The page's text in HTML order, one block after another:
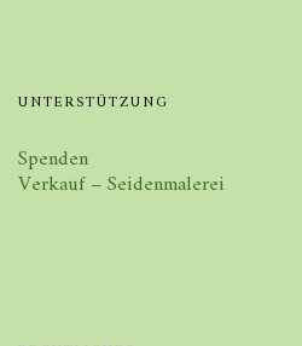
UNTERSTÜTZUNG
Spenden
Verkauf – Seidenmalerei